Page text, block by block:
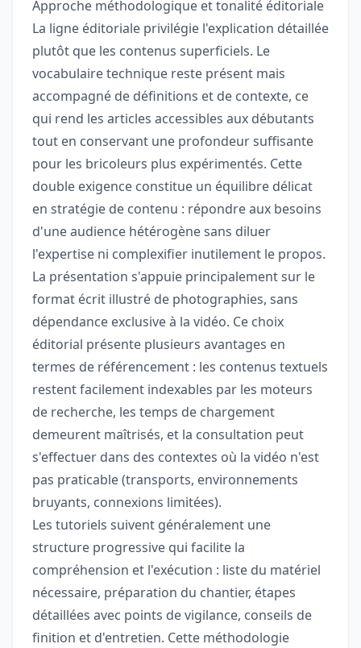
Approche méthodologique et tonalité éditoriale
La ligne éditoriale privilégie l'explication détaillée
plutôt que les contenus superficiels. Le
vocabulaire technique reste présent mais
accompagné de définitions et de contexte, ce
qui rend les articles accessibles aux débutants
tout en conservant une profondeur suffisante
pour les bricoleurs plus expérimentés. Cette
double exigence constitue un équilibre délicat
en stratégie de contenu : répondre aux besoins
d'une audience hétérogène sans diluer
l'expertise ni complexifier inutilement le propos.
La présentation s'appuie principalement sur le
format écrit illustré de photographies, sans
dépendance exclusive à la vidéo. Ce choix
éditorial présente plusieurs avantages en
termes de référencement : les contenus textuels
restent facilement indexables par les moteurs
de recherche, les temps de chargement
demeurent maîtrisés, et la consultation peut
s'effectuer dans des contextes où la vidéo n'est
pas praticable (transports, environnements
bruyants, connexions limitées).
Les tutoriels suivent généralement une
structure progressive qui facilite la
compréhension et l'exécution : liste du matériel
nécessaire, préparation du chantier, étapes
détaillées avec points de vigilance, conseils de
finition et d'entretien. Cette méthodologie